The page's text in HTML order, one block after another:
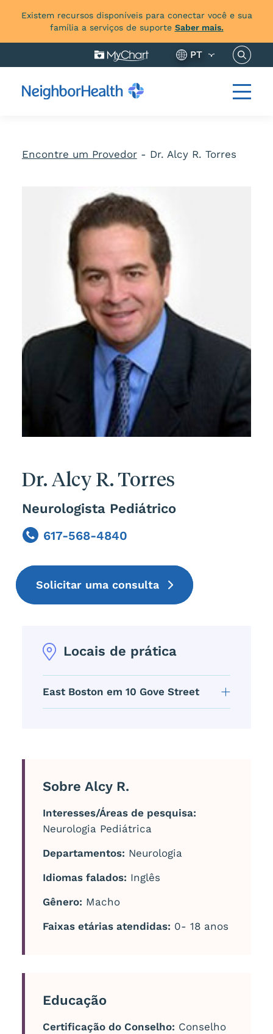
Existem recursos disponíveis para conectar você e sua
família a serviços de suporte Saber mais.
PT
Encontre um Provedor- Dr. Alcy R. Torres
Dr. Alcy R. Torres
Neurologista Pediátrico
617-568-4840
Phone
Solicitar uma consulta
Locais de prática
East Boston em 10 Gove Street
Sobre Alcy R.
Interesses/Áreas de pesquisa:
Neurologia Pediátrica
Departamentos: Neurologia
Idiomas falados: Inglês
Gênero: Macho
Faixas etárias atendidas: 0- 18 anos
Educação
Certificação do Conselho: Conselho